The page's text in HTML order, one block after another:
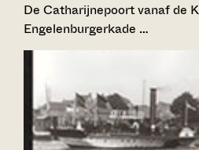
De Catharijnepoort vanaf de
Engelenburgerkade …